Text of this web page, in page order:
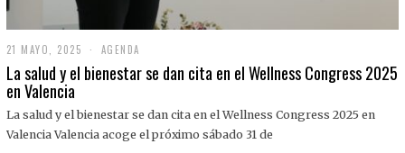
21 MAYO, 2025
1
M
O
,
AGENDA
La salud y el bienestar se dan cita en el Wellness Congress 2025
en Valencia
La salud y el bienestar se dan cita en el Wellness Congress 2025 en
Valencia Valencia acoge el próximo sábado 31 de